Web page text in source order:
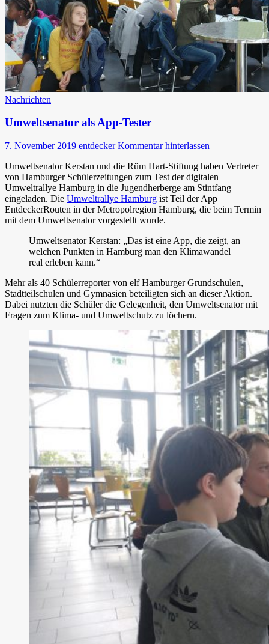
Nachrichten
Umweltsenator als App-Tester
7. November 2019 entdecker Kommentar hinterlassen
Umweltsenator Kerstan und die Rüm Hart-Stiftung haben Vertreter
von Hamburger Schülerzeitungen zum Test der digitalen
Umweltrallye Hamburg in die Jugendherberge am Stintfang
eingeladen. Die Umweltrallye Hamburg ist Teil der App
EntdeckerRouten in der Metropolregion Hamburg, die beim Termin
mit dem Umweltsenator vorgestellt wurde.
Umweltsenator Kerstan: „Das ist eine App, die zeigt, an
welchen Punkten in Hamburg man den Klimawandel
real erleben kann.“
Mehr als 40 Schülerreporter von elf Hamburger Grundschulen,
Stadtteilschulen und Gymnasien beteiligten sich an dieser Aktion.
Dabei nutzten die Schüler die Gelegenheit, den Umweltsenator mit
Fragen zum Klima- und Umweltschutz zu löchern.